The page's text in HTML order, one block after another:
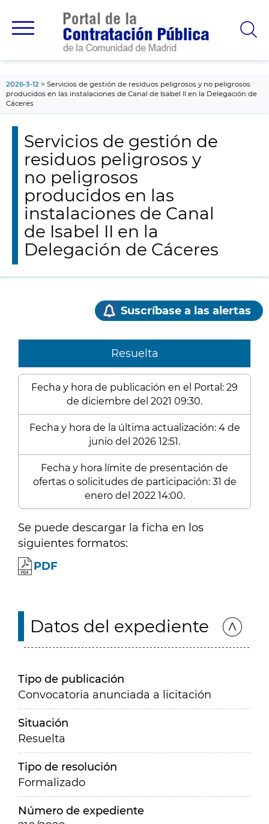
principal
2026-3-12
Servicios de gestión de residuos peligrosos y no peligrosos
producidos en las instalaciones de Canal de Isabel II en la Delegación de
Cáceres
Servicios de gestión de
residuos peligrosos y
no peligrosos
producidos en las
instalaciones de Canal
de Isabel II en la
Delegación de Cáceres
Suscríbase a las alertas
Resuelta
Fecha y hora de publicación en el Portal: 29
de diciembre del 2021 09:30.
Fecha y hora de la última actualización: 4 de
junio del 2026 12:51.
Fecha y hora límite de presentación de
ofertas o solicitudes de participación: 31 de
enero del 2022 14:00.
Se puede descargar la ficha en los
siguientes formatos:
PDF
Datos del expediente
Tipo de publicación
Convocatoria anunciada a licitación
Situación
Resuelta
Tipo de resolución
Formalizado
Número de expediente